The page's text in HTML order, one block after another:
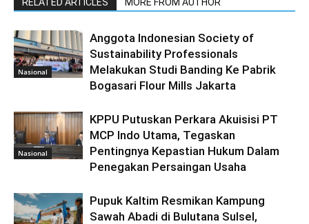
Nasional
Anggota Indonesian Society of
Sustainability Professionals
Melakukan Studi Banding Ke Pabrik
Bogasari Flour Mills Jakarta
Nasional
KPPU Putuskan Perkara Akuisisi PT
MCP Indo Utama, Tegaskan
Pentingnya Kepastian Hukum Dalam
Penegakan Persaingan Usaha
Pupuk Kaltim Resmikan Kampung
Sawah Abadi di Bulutana Sulsel,